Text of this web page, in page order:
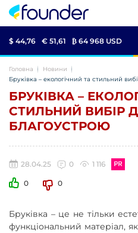
$ 44,76 € 51,61 ₿ 64 968 USD
Головна
Новини
Бруківка – екологічний та стильний
БРУКІВКА –
СТИЛЬНИЙ ВИБІР
БЛАГОУСТРОЮ
28.04.25 0 1 116
0 0
Бруківка – це не тільки
функціональний матеріал,